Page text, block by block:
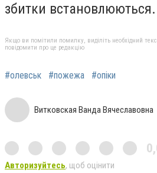
збитки встановлюються.
Якщо ви помітили помилку, виділіть необхідний
повідомити про це редакцію
#олевськ #пожежа #опіки
Витковская Ванда Вячеславовна
Авторизуйтесь, щоб оцінити